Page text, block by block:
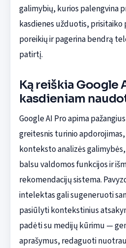
galimybių, kurios palengvina
kasdienes užduotis,
poreikių ir pagerina bendrą
patirtį.
Ką reiškia Google
kasdieniam
Google AI Pro apima
greitesnis turinio
konteksto analizės
balsu valdomos funkcijos ir
rekomendacijų sistema.
intelektas gali sugeneruoti
pasiūlyti kontekstinius
padėti su medijų kūrimu —
aprašymus, redaguoti